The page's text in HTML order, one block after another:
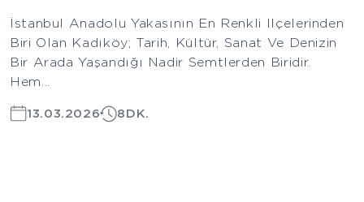
İstanbul Anadolu Yakasının En Renkli Ilçelerinden
Biri Olan Kadıköy; Tarih, Kültür, Sanat Ve Denizin
Bir Arada Yaşandığı Nadir Semtlerden Biridir.
Hem...
13.03.2026 8DK.